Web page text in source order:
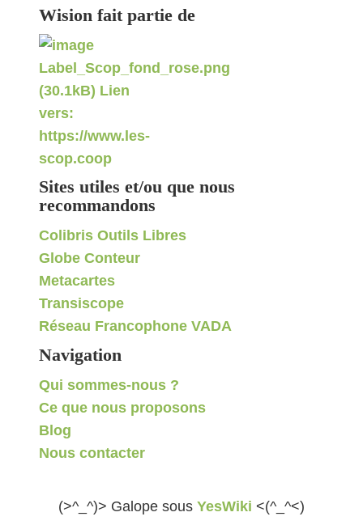
Wision fait partie de
Sites utiles et/ou que nous
recommandons
Colibris Outils Libres
Globe Conteur
Metacartes
Transiscope
Réseau Francophone VADA
Navigation
Qui sommes-nous ?
Ce que nous proposons
Blog
Nous contacter
(>^_^)> Galope sous YesWiki <(^_^<)